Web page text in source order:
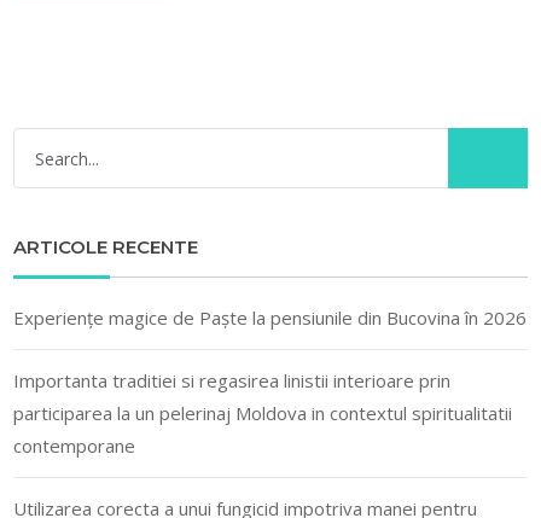
ARTICOLE RECENTE
Experiențe magice de Paște la pensiunile din Bucovina în 2026
Importanta traditiei si regasirea linistii interioare prin
participarea la un pelerinaj Moldova in contextul spiritualitatii
contemporane
Utilizarea corecta a unui fungicid impotriva manei pentru